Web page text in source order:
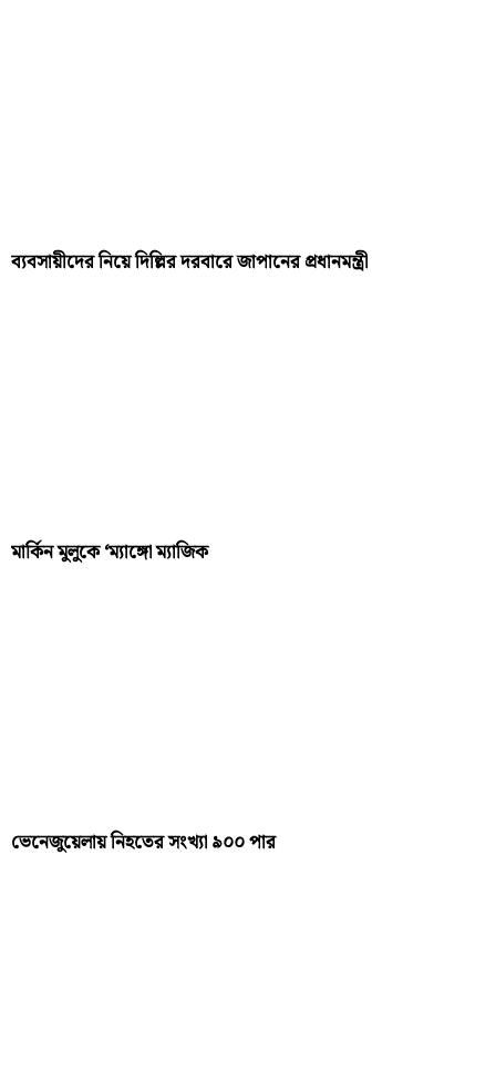
ব্যবসায়ীদের নিয়ে দিল্লির দরবারে জাপানের প্রধানমন্ত্রী
মার্কিন মুলুকে ‘ম্যাঙ্গো ম্যাজিক
ভেনেজুয়েলায় নিহতের সংখ্যা ৯০০ পার